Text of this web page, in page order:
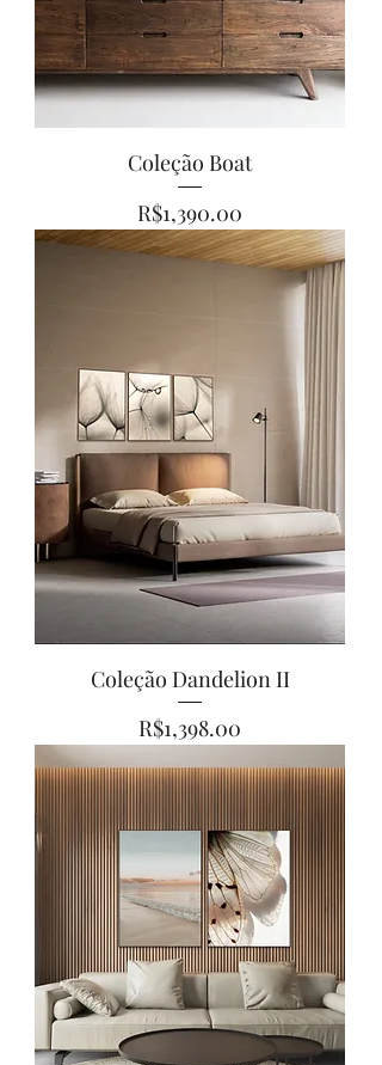
Coleção Boat
Price
R$1,390.00
Coleção Dandelion II
Price
R$1,398.00